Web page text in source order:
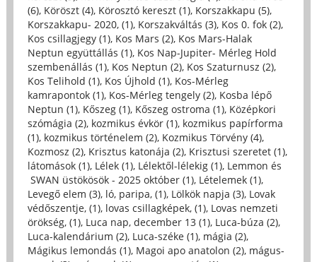
(6), Köröszt (4), Körosztó kereszt (1), Korszakkapu (5),
Korszakkapu- 2020, (1), Korszakváltás (3), Kos 0. fok (2),
Kos csillagjegy (1), Kos Mars (2), Kos Mars-Halak
Neptun együttállás (1), Kos Nap-Jupiter- Mérleg Hold
szembenállás (1), Kos Neptun (2), Kos Szaturnusz (2),
Kos Telihold (1), Kos Újhold (1), Kos-Mérleg
kamrapontok (1), Kos-Mérleg tengely (2), Kosba lépő
Neptun (1), Kőszeg (1), Kőszeg ostroma (1), Középkori
szómágia (2), kozmikus évkör (1), kozmikus papírforma
(1), kozmikus történelem (2), Kozmikus Törvény (4),
Kozmosz (2), Krisztus katonája (2), Krisztusi szeretet (1),
látomások (1), Lélek (1), Lélektől-lélekig (1), Lemmon és
SWAN üstökösök - 2025 október (1), Lételemek (1),
Levegő elem (3), ló, paripa, (1), Lölkök napja (3), Lovak
védőszentje, (1), lovas csillagképek, (1), Lovas nemzeti
örökség, (1), Luca nap, december 13 (1), Luca-búza (2),
Luca-kalendárium (2), Luca-széke (1), mágia (2),
Mágikus lemondás (1), Magoi apo anatolon (2), mágus-